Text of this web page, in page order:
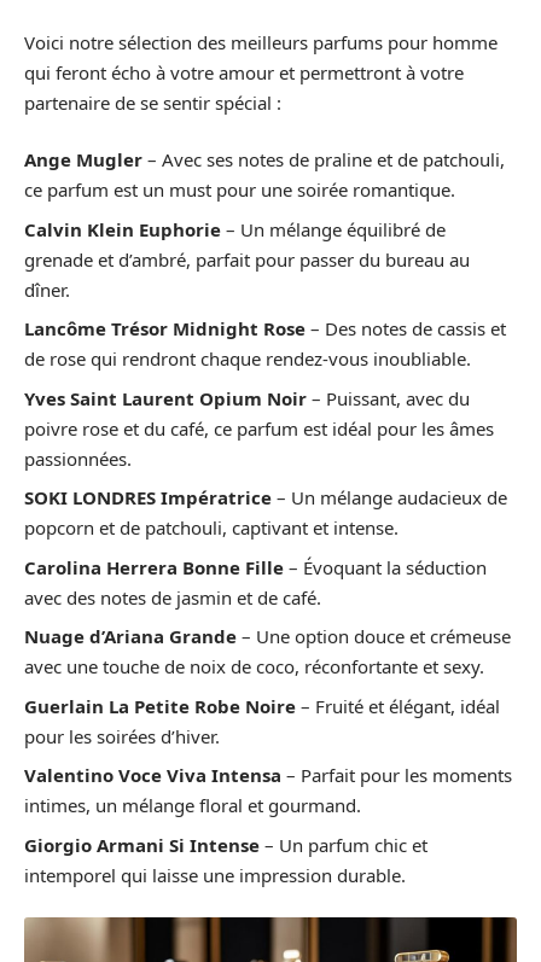
Voici notre sélection des meilleurs parfums pour homme
qui feront écho à votre amour et permettront à votre
partenaire de se sentir spécial :
Ange Mugler – Avec ses notes de praline et de patchouli,
ce parfum est un must pour une soirée romantique.
Calvin Klein Euphorie – Un mélange équilibré de
grenade et d’ambré, parfait pour passer du bureau au
dîner.
Lancôme Trésor Midnight Rose – Des notes de cassis et
de rose qui rendront chaque rendez-vous inoubliable.
Yves Saint Laurent Opium Noir – Puissant, avec du
poivre rose et du café, ce parfum est idéal pour les âmes
passionnées.
SOKI LONDRES Impératrice – Un mélange audacieux de
popcorn et de patchouli, captivant et intense.
Carolina Herrera Bonne Fille – Évoquant la séduction
avec des notes de jasmin et de café.
Nuage d’Ariana Grande – Une option douce et crémeuse
avec une touche de noix de coco, réconfortante et sexy.
Guerlain La Petite Robe Noire – Fruité et élégant, idéal
pour les soirées d’hiver.
Valentino Voce Viva Intensa – Parfait pour les moments
intimes, un mélange floral et gourmand.
Giorgio Armani Si Intense – Un parfum chic et
intemporel qui laisse une impression durable.